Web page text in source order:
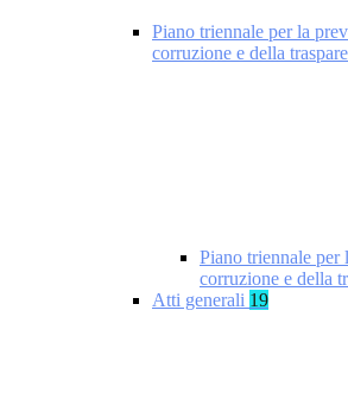
Piano triennale per la
corruzione e della
Piano triennale per
corruzione e della
Atti generali 19